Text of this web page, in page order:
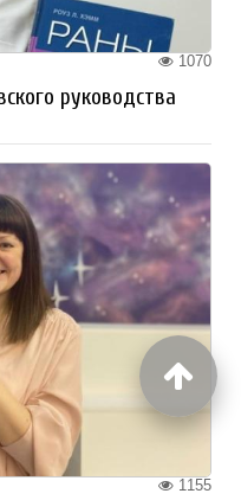
1070
руководства
1155